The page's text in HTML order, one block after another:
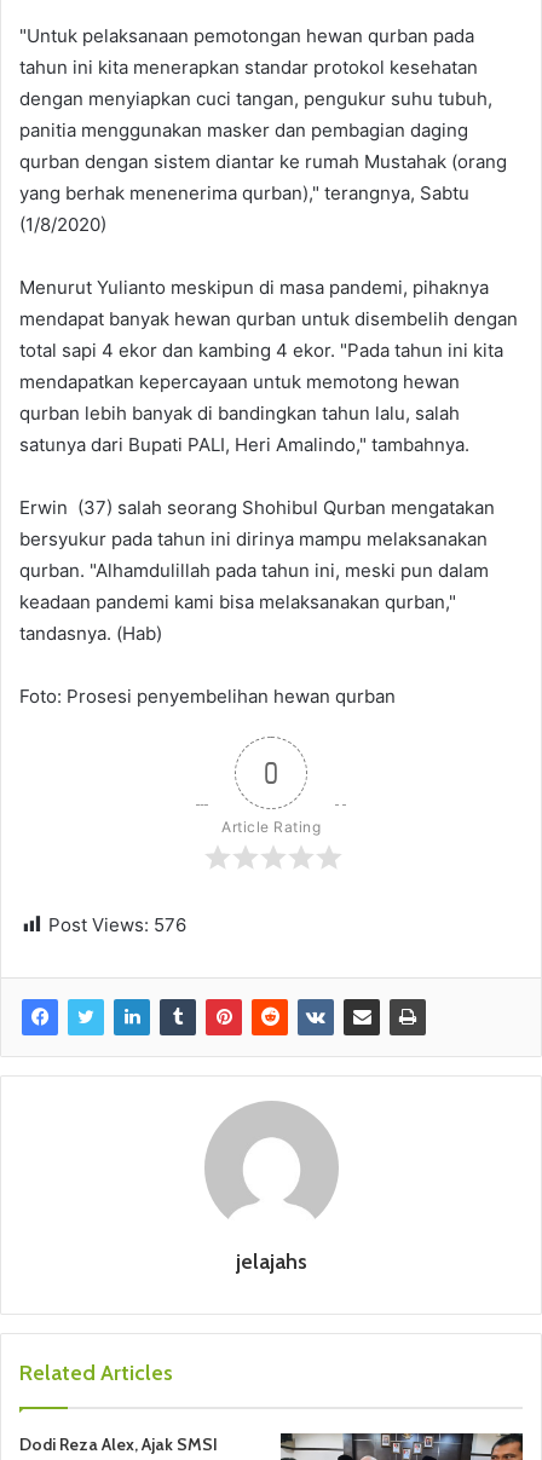
"Untuk pelaksanaan pemotongan hewan qurban pada
tahun ini kita menerapkan standar protokol kesehatan
dengan menyiapkan cuci tangan, pengukur suhu tubuh,
panitia menggunakan masker dan pembagian daging
qurban dengan sistem diantar ke rumah Mustahak (orang
yang berhak menenerima qurban)," terangnya, Sabtu
(1/8/2020)
Menurut Yulianto meskipun di masa pandemi, pihaknya
mendapat banyak hewan qurban untuk disembelih dengan
total sapi 4 ekor dan kambing 4 ekor. "Pada tahun ini kita
mendapatkan kepercayaan untuk memotong hewan
qurban lebih banyak di bandingkan tahun lalu, salah
satunya dari Bupati PALI, Heri Amalindo," tambahnya.
Erwin (37) salah seorang Shohibul Qurban mengatakan
bersyukur pada tahun ini dirinya mampu melaksanakan
qurban. "Alhamdulillah pada tahun ini, meski pun dalam
keadaan pandemi kami bisa melaksanakan qurban,"
tandasnya. (Hab)
Foto: Prosesi penyembelihan hewan qurban
0
Article Rating
Post Views: 576
jelajahs
Related Articles
Dodi Reza Alex, Ajak SMSI